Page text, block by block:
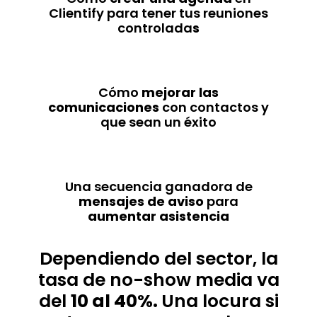
Clientify para tener tus reuniones
controladas
Cómo mejorar las
comunicaciones con contactos y
que sean un éxito
Una secuencia ganadora de
mensajes de aviso para
aumentar asistencia
Dependiendo del sector, la
tasa de no-show media va
del 10 al 40%. Una locura si